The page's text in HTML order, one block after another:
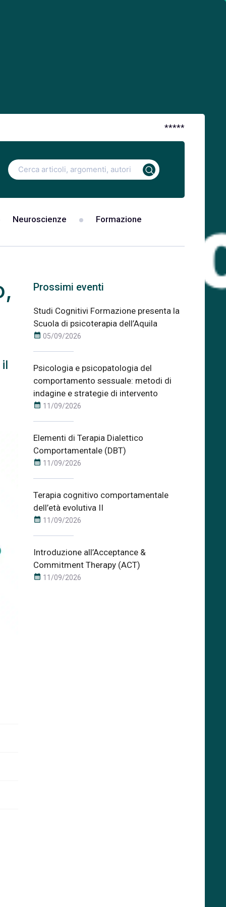
*****
Ricerca
per:
Neuroscienze Formazione
Prossimi eventi
Studi Cognitivi Formazione presenta la
Scuola di psicoterapia dell’Aquila
calendar_month 05/09/2026
Psicologia e psicopatologia del
comportamento sessuale: metodi di
indagine e strategie di intervento
calendar_month 11/09/2026
Elementi di Terapia Dialettico
Comportamentale (DBT)
calendar_month 11/09/2026
Terapia cognitivo comportamentale
dell’età evolutiva II
calendar_month 11/09/2026
Introduzione all’Acceptance &
Commitment Therapy (ACT)
calendar_month 11/09/2026